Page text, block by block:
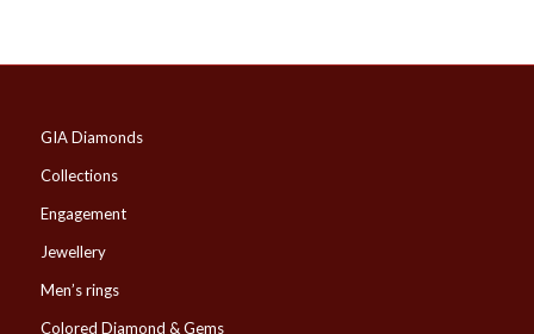
GIA Diamonds
Collections
Engagement
Jewellery
Men’s rings
Colored Diamond & Gems